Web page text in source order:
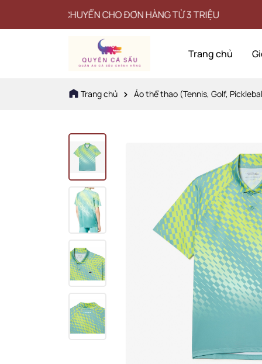
CHUYỂN CHO ĐƠN HÀNG TỪ 3 TRIỆU
Trang chủ
Trang chủ Áo thể thao (Tennis, Golf,